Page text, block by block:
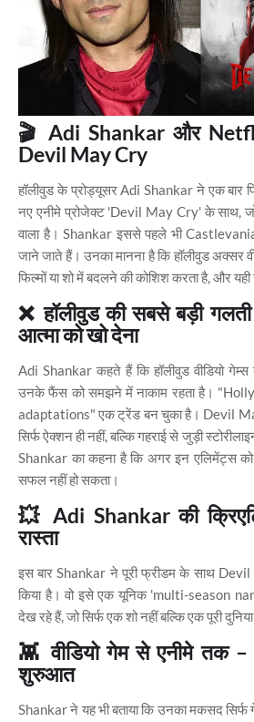
🎬 Adi Shankar और
Devil May Cry
हॉलीवुड के प्रोड्यूसर Adi Shankar ने एक बार
नए एनीमे प्रोजेक्ट 'Devil May Cry' के साथ,
वाला है। Shankar इससे पहले भी
जाने जाते हैं। उनका मानना है कि हॉलीवुड अक्सर
फिल्मों या शो में बदलने की कोशिश करता है, और
❌ हॉलीवुड की सबसे बड़ी
आत्मा को खो देना
Adi Shankar कहते हैं कि हॉलीवुड वीडियो
उनके फैंस को समझने में नाकाम रहता है।
adaptations" एक ट्रेंड बन चुका है। Devil
सिर्फ ऐक्शन ही नहीं, बल्कि गहराई से जुड़ी
Shankar का कहना है कि अगर इन एलिमेंट्स को
सफल नहीं हो सकता।
💥 Adi Shankar की
रास्ता
इस बार Shankar ने पूरी फ्रीडम के साथ
किया है। वो इसे एक यूनिक 'multi-season
देख रहे हैं, जो सिर्फ एक शो नहीं बल्कि एक पूरी
👾 वीडियो गेम से एनीमे तक
शुरुआत
Shankar ने यह भी बताया कि उनका मकसद